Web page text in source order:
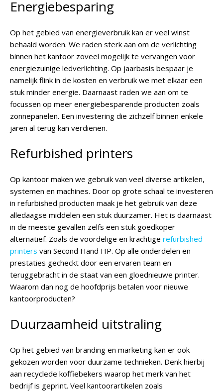
Energiebesparing
Op het gebied van energieverbruik kan er veel winst
behaald worden. We raden sterk aan om de verlichting
binnen het kantoor zoveel mogelijk te vervangen voor
energiezuinige ledverlichting. Op jaarbasis bespaar je
namelijk flink in de kosten en verbruik we met elkaar een
stuk minder energie. Daarnaast raden we aan om te
focussen op meer energiebesparende producten zoals
zonnepanelen. Een investering die zichzelf binnen enkele
jaren al terug kan verdienen.
Refurbished printers
Op kantoor maken we gebruik van veel diverse artikelen,
systemen en machines. Door op grote schaal te investeren
in refurbished producten maak je het gebruik van deze
alledaagse middelen een stuk duurzamer. Het is daarnaast
in de meeste gevallen zelfs een stuk goedkoper
alternatief. Zoals de voordelige en krachtige refurbished
printers van Second Hand HP. Op alle onderdelen en
prestaties gecheckt door een ervaren team en
teruggebracht in de staat van een gloednieuwe printer.
Waarom dan nog de hoofdprijs betalen voor nieuwe
kantoorproducten?
Duurzaamheid uitstraling
Op het gebied van branding en marketing kan er ook
gekozen worden voor duurzame technieken. Denk hierbij
aan recyclede koffiebekers waarop het merk van het
bedrijf is geprint. Veel kantoorartikelen zoals